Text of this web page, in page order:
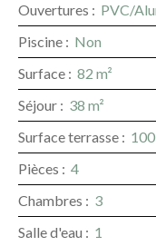
Ouvertures : PVC/
Piscine : Non
Surface : 82 m²
Séjour : 38 m²
Surface terrasse : 100
Pièces : 4
Chambres : 3
Salle d'eau : 1